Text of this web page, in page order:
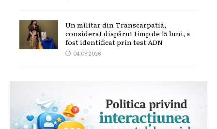
Un militar din Transcarpatia,
considerat dispărut timp de 15 luni, a
fost identificat prin test ADN
04.08.2026